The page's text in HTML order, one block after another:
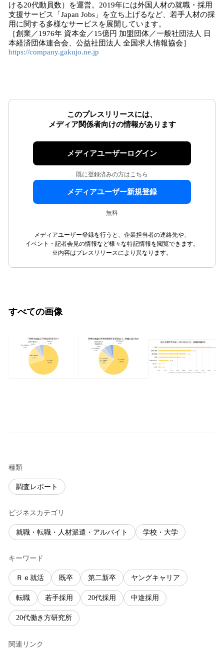
ける20代動員数）を運営。2019年には外国人材の就職・採用
支援サービス「Japan Jobs」を立ち上げるなど、若手人材の採
用に関する多様なサービスを展開しています。
［創業／1976年 資本金／15億円 加盟団体／一般社団法人 日
本経済団体連合会、公益社団法人 全国求人情報協会］
https://company.gakujo.ne.jp
このプレスリリースには、
メディア関係者向けの情報があります
メディアユーザーログイン
既に登録済みの方はこちら
メディアユーザー新規登録
無料
メディアユーザー登録を行うと、企業担当者の連絡先や、
イベント・記者会見の情報など様々な特記情報を閲覧できます。
※内容はプレスリリースにより異なります。
すべての画像
種類
調査レポート
ビジネスカテゴリ
就職・転職・人材派遣・アルバイト 学校・大学
キーワード
Ｒｅ就活 既卒 第二新卒 ヤングキャリア
転職 若手採用 20代採用 中途採用
20代働き方研究所
関連リンク